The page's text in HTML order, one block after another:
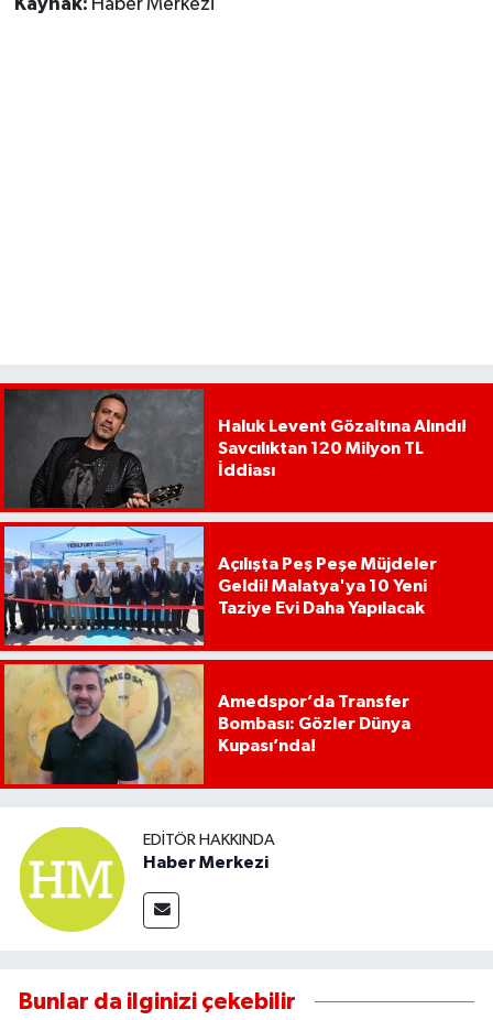
Haluk Levent Gözaltına Alındı!
Savcılıktan 120 Milyon TL
İddiası
Açılışta Peş Peşe Müjdeler
Geldi! Malatya'ya 10 Yeni
Taziye Evi Daha Yapılacak
Amedspor’da Transfer
Bombası: Gözler Dünya
Kupası’nda!
EDITÖR HAKKINDA
Haber Merkezi
Bunlar da ilginizi çekebilir